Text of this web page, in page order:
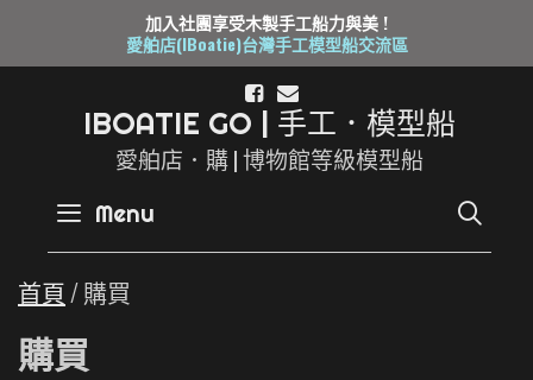
加入社團享受木製手工船力與美 !
愛舶店(IBoatie)台灣手工模型船交流區
IBOATIE GO | 手工 ． 模型船
愛舶店．購 | 博物館等級模型船
Menu
首頁/ 購買
購買